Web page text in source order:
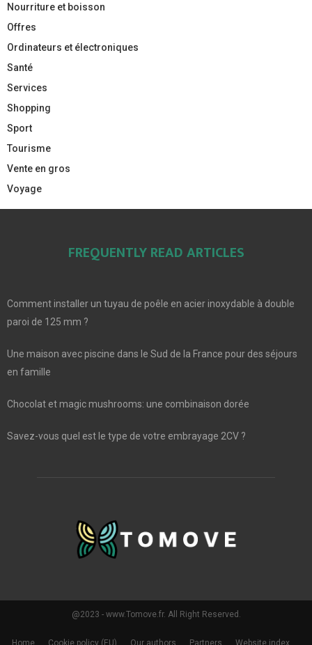
Nourriture et boisson
Offres
Ordinateurs et électroniques
Santé
Services
Shopping
Sport
Tourisme
Vente en gros
Voyage
FREQUENTLY READ ARTICLES
Comment installer un tuyau de poêle en acier inoxydable à double
paroi de 125 mm ?
Une maison avec piscine dans le Sud de la France pour des séjours
en famille
Chocolat et magic mushrooms: une combinaison dorée
Savez-vous quel est le type de votre embrayage 2CV ?
@2023 - www.Tomove.fr. All Right Reserved.